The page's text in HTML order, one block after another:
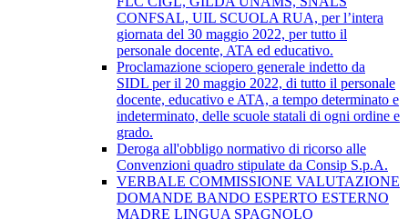
CONFSAL, UIL SCUOLA RUA, per l’intera
giornata del 30 maggio 2022, per tutto il
personale docente, ATA ed educativo.
Proclamazione sciopero generale indetto da
SIDL per il 20 maggio 2022, di tutto il personale
docente, educativo e ATA, a tempo determinato e
indeterminato, delle scuole statali di ogni ordine e
grado.
Deroga all'obbligo normativo di ricorso alle
Convenzioni quadro stipulate da Consip S.p.A.
VERBALE COMMISSIONE VALUTAZIONE
DOMANDE BANDO ESPERTO ESTERNO
MADRE LINGUA SPAGNOLO